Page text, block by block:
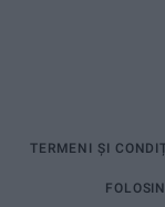
TERMENI ȘI